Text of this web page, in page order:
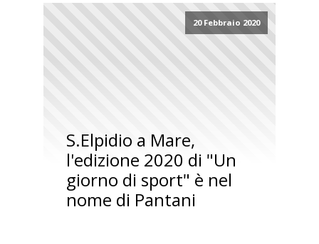
20 Febbraio 2020
S.Elpidio a Mare,
l'edizione 2020 di "Un
giorno di sport" è nel
nome di Pantani